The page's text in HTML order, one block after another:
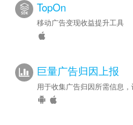
TopOn
移动广告变现收益提升工具
巨量广告归因上报
用于收集广告归因所需信息，